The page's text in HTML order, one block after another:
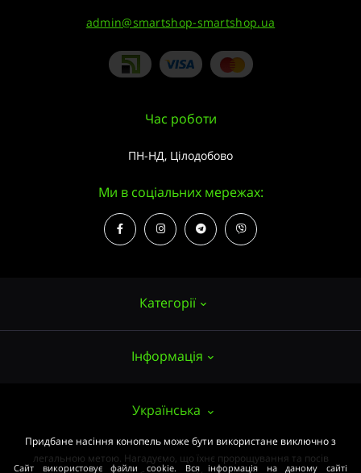
admin@smartshop-smartshop.ua
Категорії
Потужні сорти
Інформація
Публічний договір (ОФЕРТА)
Оплата та доставка
Час роботи
ПН-НД, Цілодобово
Ми в соціальних мережах:
Українська
Придбане насіння конопель може бути використане виключно з
легальною метою. Нагадуємо, що їхнє пророщування та посів
Сайт використовує файли cookie. Вся інформація на даному сайті